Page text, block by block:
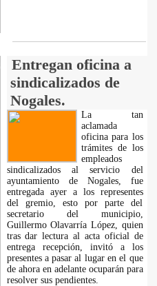
Entregan oficina a
sindicalizados de
Nogales.
La tan
aclamada
oficina para los
trámites de los
empleados
sindicalizados al servicio del
ayuntamiento de Nogales, fue
entregada ayer a los representes
del gremio, esto por parte del
secretario del municipio,
Guillermo Olavarría López, quien
tras dar lectura al acta oficial de
entrega recepción, invitó a los
presentes a pasar al lugar en el que
de ahora en adelante ocuparán para
resolver sus pendientes.